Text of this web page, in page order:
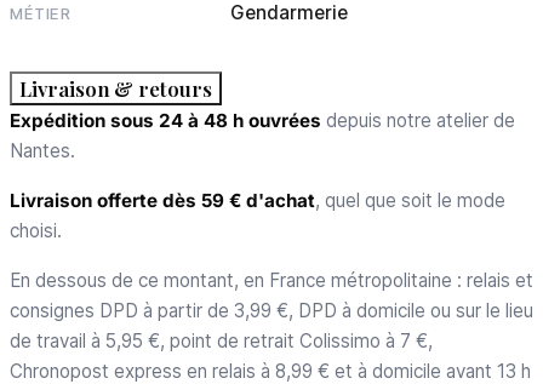
MÉTIER Gendarmerie
Livraison & retours
Expédition sous 24 à 48 h ouvrées depuis notre atelier de
Nantes.
Livraison offerte dès 59 € d'achat, quel que soit le mode
choisi.
En dessous de ce montant, en France métropolitaine : relais et
consignes DPD à partir de 3,99 €, DPD à domicile ou sur le lieu
de travail à 5,95 €, point de retrait Colissimo à 7 €,
Chronopost express en relais à 8,99 € et à domicile avant 13 h